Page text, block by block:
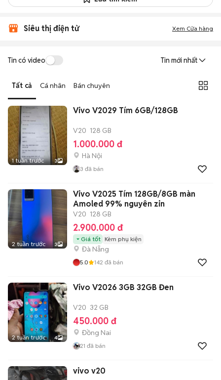
Siêu thị điện tử Xem Cửa hàng
Tin có video Tin mới nhất
Tất cả Cá nhân Bán chuyên
1 tuần trước 3
Vivo V2029 Tím 6GB/128GB
V20 128 GB
1.000.000 đ
Hà Nội
3 đã bán
2 tuần trước 3
Vivo V2025 Tím 128GB/8GB màn
Amoled 99% nguyên zin
V20 128 GB
2.900.000 đ
Giá tốt Kèm phụ kiện
Đà Nẵng
5.0 142 đã bán
2 tuần trước 4
Vivo V2026 3GB 32GB Đen
V20 32 GB
450.000 đ
Đồng Nai
21 đã bán
vivo v20